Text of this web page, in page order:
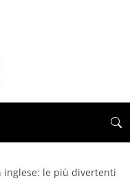
inglese: le più divertenti